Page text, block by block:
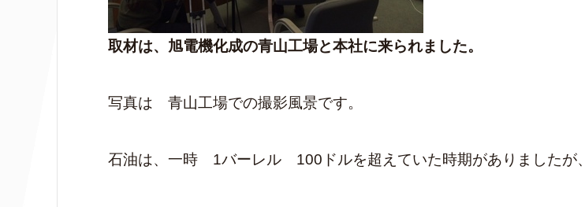
取材は、旭電機化成の青山工場と本社に来られました。
写真は 青山工場での撮影風景です。
石油は、一時 1バーレル 100ドルを超えていた時期がありましたが、